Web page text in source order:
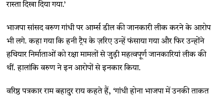
रास्ता दिखा दिया गया.’
भाजपा सांसद वरुण गांधी पर आर्म्स डील की जानकारी लीक करने के आरोप
भी लगे. कहा गया कि हनी ट्रैप के ज़रिए उन्हें फंसाया गया और फिर उन्होंने
हथियार निर्माताओं को रक्षा मामलों से जुड़ी महत्वपूर्ण जानकारियां लीक की
थीं. हालांकि वरुण ने इन आरोपों से इनकार किया.
वरिष्ठ पत्रकार राम बहादुर राय कहते हैं, ‘गांधी होना भाजपा में उनकी ताकत